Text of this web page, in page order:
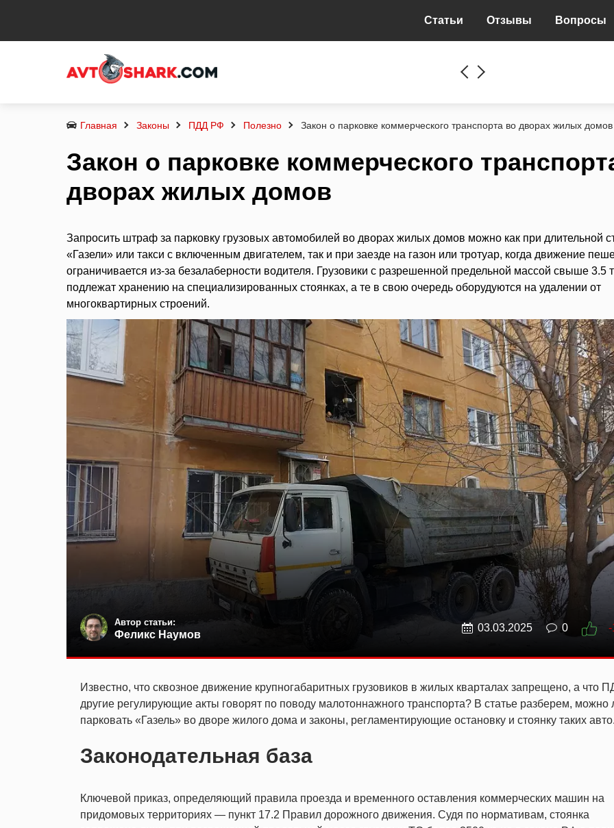
Статьи Отзывы Вопросы
Главная Законы ПДД РФ Полезно Закон о парковке коммерческого транспорта во дворах жилых домов
Закон о парковке коммерческого
дворах жилых домов
Запросить штраф за парковку грузовых автомобилей во дворах жилых домов можно как при длительной
«Газели» или такси с включенным двигателем, так и при заезде на газон или тротуар, когда движение
ограничивается из-за безалаберности водителя. Грузовики с разрешенной предельной массой свыше 3.5
подлежат хранению на специализированных стоянках, а те в свою очередь оборудуются на удалении от
многоквартирных строений.
Автор статьи:
Феликс Наумов
03.03.2025 0 -
Известно, что сквозное движение крупногабаритных грузовиков в жилых кварталах запрещено, а что
другие регулирующие акты говорят по поводу малотоннажного транспорта? В статье разберем, можно
парковать «Газель» во дворе жилого дома и законы, регламентирующие остановку и стоянку таких авто.
Законодательная база
Ключевой приказ, определяющий правила проезда и временного оставления коммерческих машин на
придомовых территориях — пункт 17.2 Правил дорожного движения. Судя по нормативам, стоянка